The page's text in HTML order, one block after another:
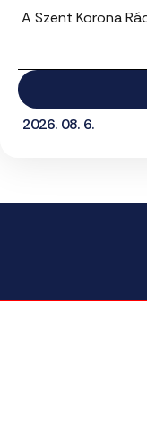
A Szent Korona
2026. 08. 6.